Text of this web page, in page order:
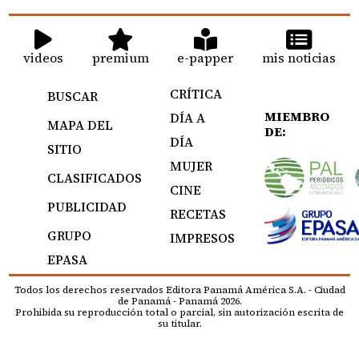
videos premium e-papper mis noticias
BUSCAR
MAPA DEL
SITIO
CLASIFICADOS
PUBLICIDAD
GRUPO
EPASA
CRÍTICA
DÍA A
DÍA
MUJER
CINE
RECETAS
IMPRESOS
MIEMBRO
DE:
Todos los derechos reservados Editora Panamá América S.A. - Ciudad
de Panamá - Panamá 2026.
Prohibida su reproducción total o parcial, sin autorización escrita de
su titular.